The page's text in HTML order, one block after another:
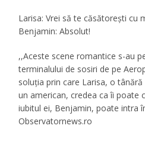
Larisa: Vrei să te căsătorești cu
Benjamin: Absolut!
,,Aceste scene romantice s-au
terminalului de sosiri de pe
soluţia prin care Larisa, o
un american, credea ca îi poate
iubitul ei, Benjamin, poate intra
Observatornews.ro